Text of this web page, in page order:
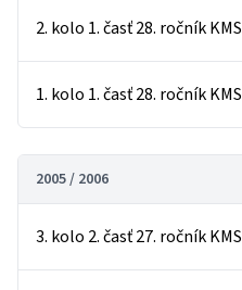
2. kolo 1. časť 28. ročník KMS
1. kolo 1. časť 28. ročník KMS
2005 / 2006
3. kolo 2. časť 27. ročník KMS